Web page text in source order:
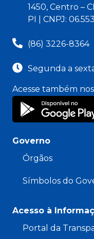
1450, Centro –
PI | CNPJ:
(86) 3226-8364
Segunda a
Acesse também
Governo
Órgãos
Símbolos do
Acesso à
Portal da